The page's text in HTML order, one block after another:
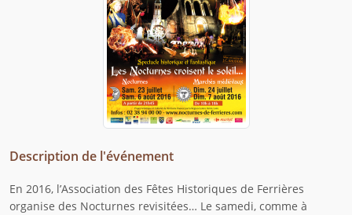
Description de l'événement
En 2016, l’Association des Fêtes Historiques de Ferrières
organise des Nocturnes revisitées… Le samedi, comme à